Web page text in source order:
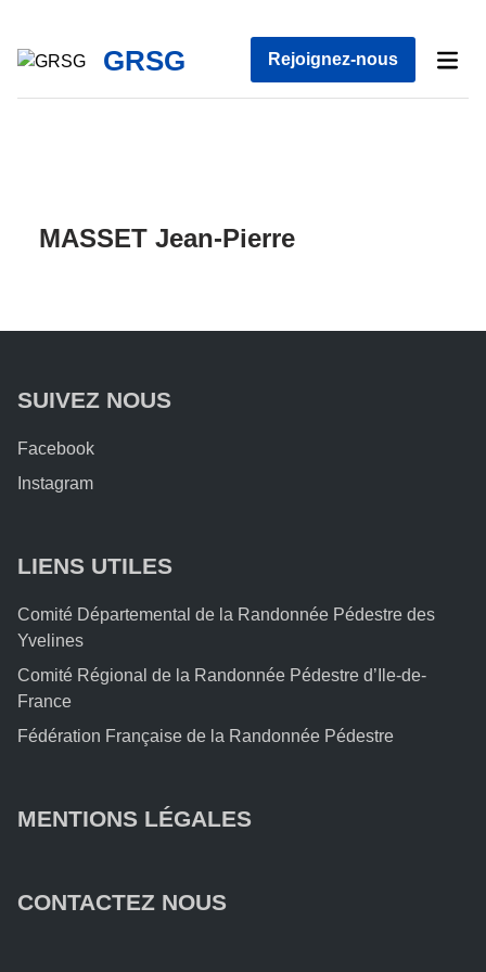
content
GRSG Rejoignez-nous
MASSET Jean-Pierre
SUIVEZ NOUS
Facebook
Instagram
LIENS UTILES
Comité Départemental de la Randonnée Pédestre des
Yvelines
Comité Régional de la Randonnée Pédestre d’Ile-de-
France
Fédération Française de la Randonnée Pédestre
MENTIONS LÉGALES
CONTACTEZ NOUS